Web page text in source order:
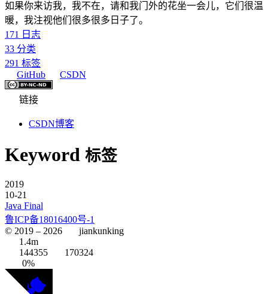
如果你来访我，我不在，请和我门外的花坐一会儿，它们很温
暖，我注视他们很多很多日子了。
171
日志
33 分类
291 标签
GitHub
CSDN
链接
CSDN博客
Keyword 标签
2019
10-21
Java Final
鲁ICP备18016400号-1
© 2019 – 2026
jiankunking
1.4m
144355
170324
0%